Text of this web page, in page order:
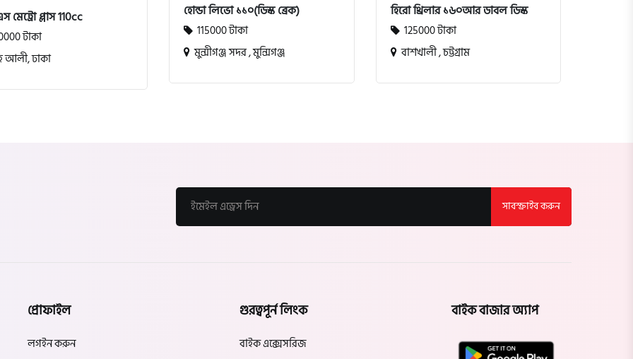
মেট্রো প্লাস 110cc
টাকা
আলী, ঢাকা
হোন্ডা লিভো ১১০(ডিস্ক ব্রেক)
115000 টাকা
মুন্সীগঞ্জ সদর , মুন্সিগঞ্জ
হিরো থ্রিলার ১৬০আর ডাবল ডিস্ক
125000 টাকা
বাশখালী , চট্টগ্রাম
সাবস্ক্রাইব করুন
প্রোফাইল
লগইন করুন
গুরত্বপূর্ন লিংক
বাইক এক্সেসরিজ
বাইক বাজার অ্যাপ